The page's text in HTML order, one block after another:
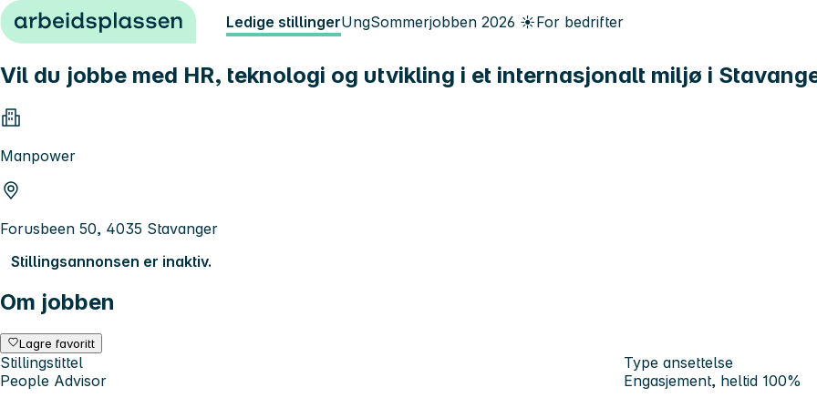
Hopp til innhold Ledige stillingerUngSommerjobben 2026 ☀️For bedrifter
Vil du jobbe med HR, teknologi og utvikling i et internasjonalt miljø i
Manpower
Forusbeen 50, 4035 Stavanger
Stillingsannonsen er inaktiv.
Om jobben
Lagre favoritt
Stillingstittel
People Advisor
Type ansettelse
Engasjement, heltid 100%